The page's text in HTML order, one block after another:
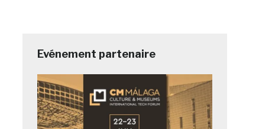
Evénement partenaire